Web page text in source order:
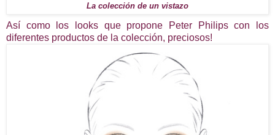
La colección de un vistazo
Así como los looks que propone Peter Philips con los
diferentes productos de la colección, preciosos!